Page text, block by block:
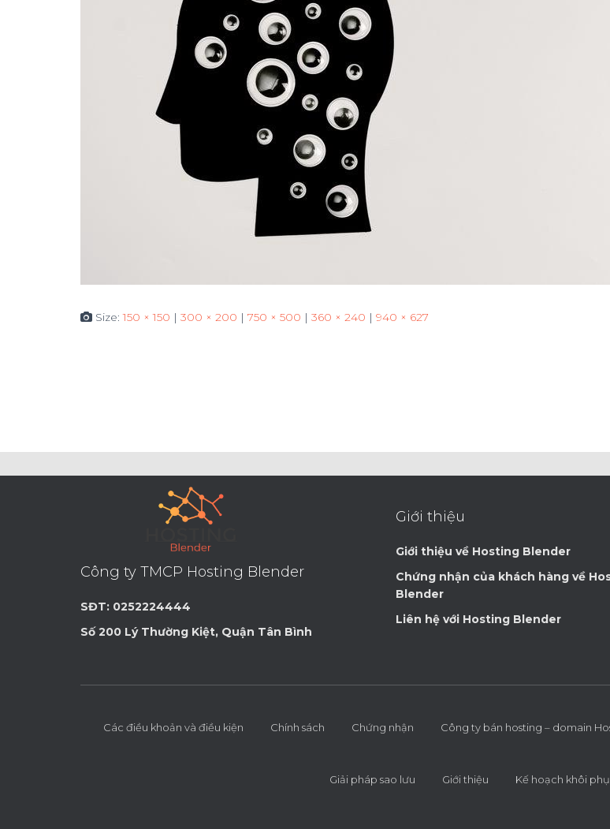
Size:150 × 150 | 300 × 200 | 750 × 500 | 360 × 240 | 940 × 627
Công ty TMCP Hosting Blender
SĐT: 0252224444
Số 200 Lý Thường Kiệt, Quận Tân Bình
Giới thiệu
Giới thiệu về Hosting Blender
Chứng nhận của khách hàng về
Blender
Liên hệ với Hosting Blender
Các điều khoản và điều kiện Chính sách Chứng nhận Công ty bán hosting – domain
Giải pháp sao lưu Giới thiệu Kế hoạch khôi